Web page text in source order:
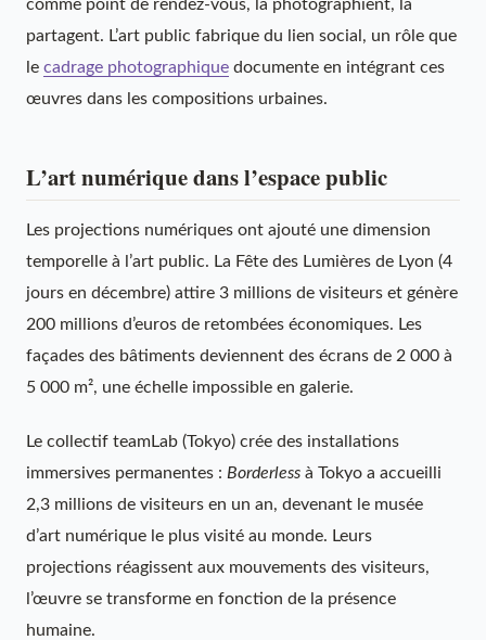
comme point de rendez-vous, la photographient, la
partagent. L’art public fabrique du lien social, un rôle que
le cadrage photographique documente en intégrant ces
œuvres dans les compositions urbaines.
L’art numérique dans l’espace public
Les projections numériques ont ajouté une dimension
temporelle à l’art public. La Fête des Lumières de Lyon (4
jours en décembre) attire 3 millions de visiteurs et génère
200 millions d’euros de retombées économiques. Les
façades des bâtiments deviennent des écrans de 2 000 à
5 000 m², une échelle impossible en galerie.
Le collectif teamLab (Tokyo) crée des installations
immersives permanentes : Borderless à Tokyo a accueilli
2,3 millions de visiteurs en un an, devenant le musée
d’art numérique le plus visité au monde. Leurs
projections réagissent aux mouvements des visiteurs,
l’œuvre se transforme en fonction de la présence
humaine.